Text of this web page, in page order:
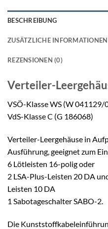
BESCHREIBUNG
ZUSÄTZLICHE INFORMATIONEN
REZENSIONEN (0)
Verteiler-
VSÖ-Klasse WS (W 041129/
VdS-Klasse C (G 186068)
Verteiler-Leergehäuse in
Ausführung, geeignet zum
6 Lötleisten 16-polig oder
2 LSA-Plus-Leisten 20 DA
Leisten 10 DA
1 Sabotageschalter SABO-2.
Die